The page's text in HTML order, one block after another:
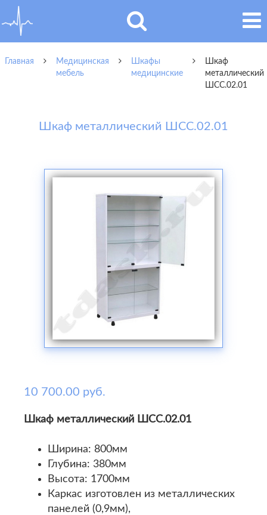
Главная
Медицинская
мебель
Шкафы
медицинские
Шкаф
металлический
ШСС.02.01
Шкаф металлический ШСС.02.01
10 700.00 руб.
Шкаф металлический ШСС.02.01
Ширина: 800мм
Глубина: 380мм
Высота: 1700мм
Каркас изготовлен из металлических
панелей (0,9мм),